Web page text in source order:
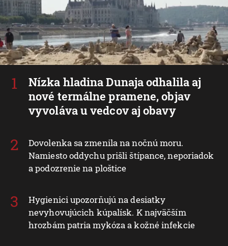
Nízka hladina Dunaja odhalila aj
nové termálne pramene, objav
vyvoláva u vedcov aj obavy
Dovolenka sa zmenila na nočnú moru.
Namiesto oddychu prišli štípance, neporiadok
a podozrenie na ploštice
Hygienici upozorňujú na desiatky
nevyhovujúcich kúpalísk. K najväčším
hrozbám patria mykóza a kožné infekcie